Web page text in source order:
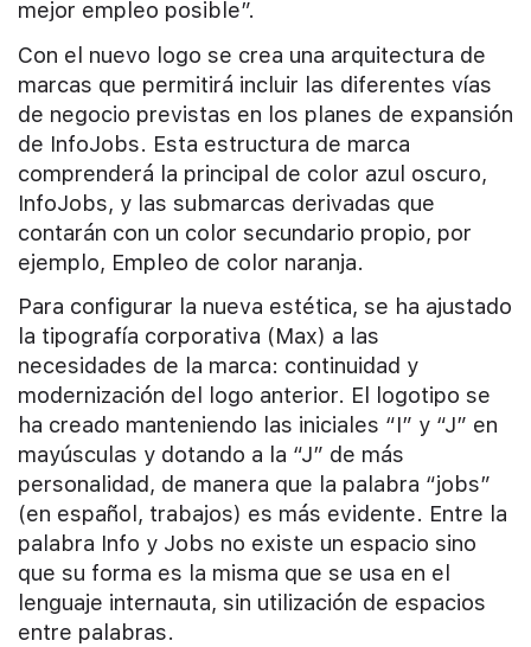
mejor empleo posible”.
Con el nuevo logo se crea una arquitectura de
marcas que permitirá incluir las diferentes vías
de negocio previstas en los planes de expansión
de InfoJobs. Esta estructura de marca
comprenderá la principal de color azul oscuro,
InfoJobs, y las submarcas derivadas que
contarán con un color secundario propio, por
ejemplo, Empleo de color naranja.
Para configurar la nueva estética, se ha ajustado
la tipografía corporativa (Max) a las
necesidades de la marca: continuidad y
modernización del logo anterior. El logotipo se
ha creado manteniendo las iniciales “I” y “J” en
mayúsculas y dotando a la “J” de más
personalidad, de manera que la palabra “jobs”
(en español, trabajos) es más evidente. Entre la
palabra Info y Jobs no existe un espacio sino
que su forma es la misma que se usa en el
lenguaje internauta, sin utilización de espacios
entre palabras.